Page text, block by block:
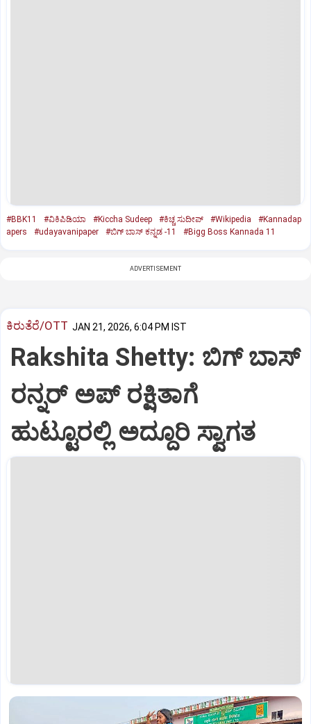
#BBK11 #ವಿಕಿಪಿಡಿಯಾ #Kiccha Sudeep #ಕಿಚ್ಚ ಸುದೀಪ್‌ #Wikipedia
#Kannadap
apers
#udayavanipaper #ಬಿಗ್‌ ಬಾಸ್‌ ಕನ್ನಡ -11 #Bigg Boss Kannada 11
ADVERTISEMENT
ಕಿರುತೆರೆ/OTT JAN 21, 2026, 6:04 PM IST
Rakshita Shetty: ಬಿಗ್ ಬಾಸ್
ರನ್ನರ್ ಅಪ್ ರಕ್ಷಿತಾಗೆ
ಹುಟ್ಟೂರಲ್ಲಿ ಅದ್ದೂರಿ ಸ್ವಾಗತ